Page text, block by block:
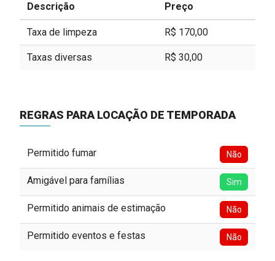
Descrição Preço
Taxa de limpeza R$ 170,00
Taxas diversas R$ 30,00
REGRAS PARA LOCAÇÃO DE TEMPORADA
Permitido fumar Não
Amigável para famílias Sim
Permitido animais de estimação Não
Permitido eventos e festas Não